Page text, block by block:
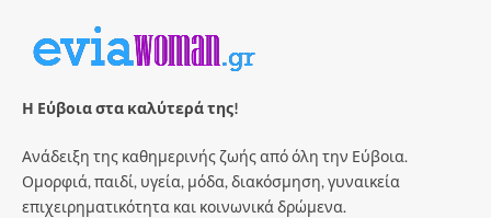
Η Εύβοια στα καλύτερά της!
Ανάδειξη της καθημερινής ζωής από όλη την Εύβοια.
Ομορφιά, παιδί, υγεία, μόδα, διακόσμηση, γυναικεία
επιχειρηματικότητα και κοινωνικά δρώμενα.